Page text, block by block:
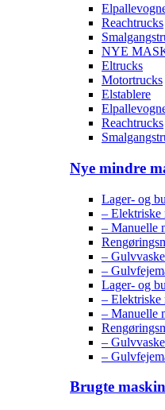
Reachtrucks
NYE
Eltrucks
Motortrucks
Elstablere
Reachtrucks
Nye mindre
Lager- og
– Elektriske
– Manuelle
–
–
Lager- og
– Elektriske
– Manuelle
–
–
Brugte